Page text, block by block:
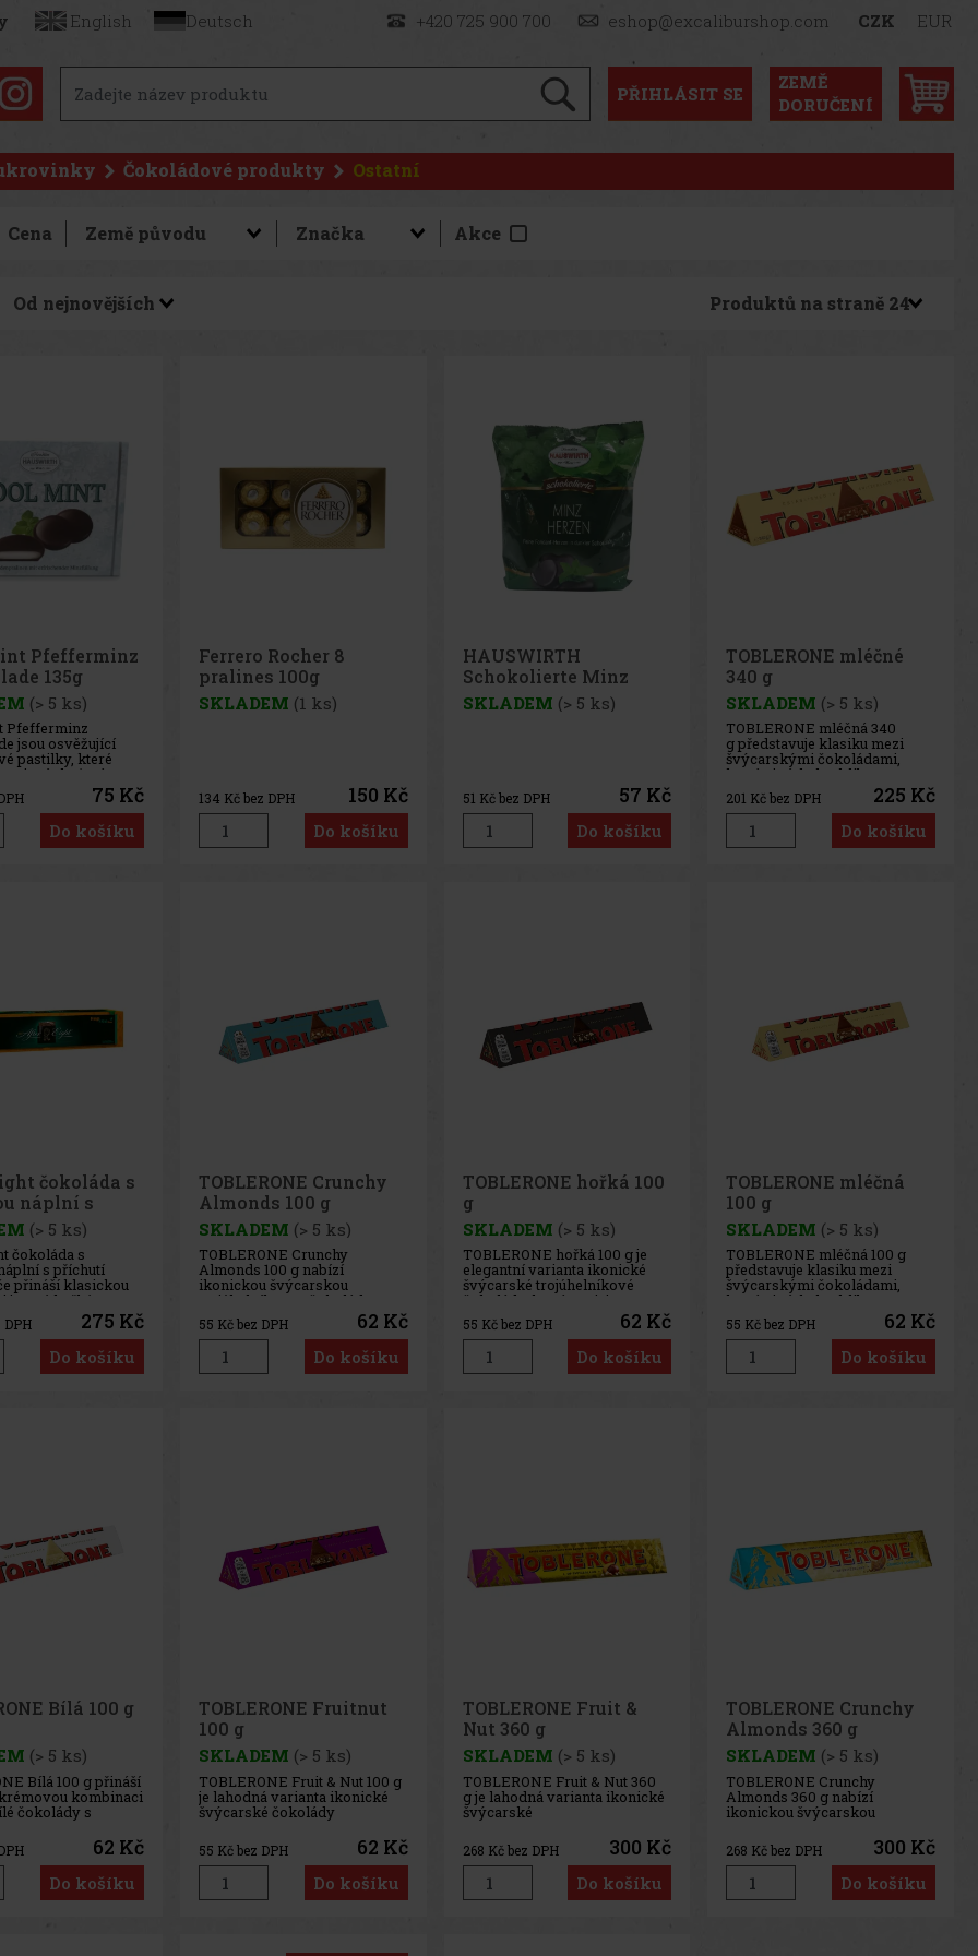
English Deutsch +420 725 900 700 eshop@excaliburshop.com CZK EUR
PŘIHLÁSIT SE
ZEMĚ
DORUČENÍ
Čokoládové produkty Ostatní
Cena Akce
Produktů na straně
Pfefferminz
135g
(> 5 ks)
Pfefferminz
jsou osvěžující
pastilky, které
chuť máty
hořkou
Uvnitř každého
ukrývá jemná bílá
náplň, která
a vytváří
75 Kč
Do košíku
Ferrero Rocher 8
pralines 100g
SKLADEM (1 ks)
134 Kč bez DPH 150 Kč
Do košíku
HAUSWIRTH
Schokolierte Minz
Herzen 200g
SKLADEM (> 5 ks)
51 Kč bez DPH 57 Kč
Do košíku
TOBLERONE mléčné
340 g
SKLADEM (> 5 ks)
TOBLERONE mléčná 340
g představuje klasiku mezi
švýcarskými čokoládami,
která si získala oblibu po
celém světě. Spojuje jemnou
mléčnou čokoládu s
charakteristickým medovo-
mandlovým nugátem, jenž
dodává každému kousku
201 Kč bez DPH 225 Kč
Do košíku
čokoláda s
náplní s
(> 5 ks)
čokoláda s
s příchutí
přináší klasickou
jemné hořké
osvěžující mátové
variaci s
pomeranče. Tenké
plátky ukrývají
náplň, která
DPH 275 Kč
Do košíku
TOBLERONE Crunchy
Almonds 100 g
SKLADEM (> 5 ks)
TOBLERONE Crunchy
Almonds 100 g nabízí
ikonickou švýcarskou
trojúhelníkovou čokoládu v
nečekaně výrazném pojetí.
Jemná mléčná čokoláda je zde
obohacena o křupavé
karamelizované mandle se
špetkou soli, které dokonale
55 Kč bez DPH 62 Kč
Do košíku
TOBLERONE hořká 100
g
SKLADEM (> 5 ks)
TOBLERONE hořká 100 g je
elegantní varianta ikonické
švýcarské trojúhelníkové
čokolády, která spojuje
intenzivní chuť tmavé
čokolády s typickým medovo-
mandlovým nugátem.
Výsledkem je vyvážená
kombinace jemné hořkosti,
55 Kč bez DPH 62 Kč
Do košíku
TOBLERONE mléčná
100 g
SKLADEM (> 5 ks)
TOBLERONE mléčná 100 g
představuje klasiku mezi
švýcarskými čokoládami,
která si získala oblibu po
celém světě. Spojuje jemnou
mléčnou čokoládu s
charakteristickým medovo-
mandlovým nugátem, jenž
dodává každému kousku
55 Kč bez DPH 62 Kč
Do košíku
Bílá 100 g
(> 5 ks)
Bílá 100 g přináší
kombinaci
čokolády s
nugátem. Typický
tvar a křupavé
dodávají této
harmonickou
62 Kč
Do košíku
TOBLERONE Fruitnut
100 g
SKLADEM (> 5 ks)
TOBLERONE Fruit & Nut 100 g
je lahodná varianta ikonické
švýcarské čokolády
Toblerone, která spojuje
jemnou mléčnou čokoládu s
rozinkami a charakteristickým
medovo-mandlovým nugátem.
Tato kombinace vytváří
vyvážený kontrast sladké
55 Kč bez DPH 62 Kč
Do košíku
TOBLERONE Fruit &
Nut 360 g
SKLADEM (> 5 ks)
TOBLERONE Fruit & Nut 360
g je lahodná varianta ikonické
švýcarské
čokolády Toblerone, která
spojuje jemnou mléčnou
čokoládu s rozinkami a
charakteristickým medovo-
mandlovým nugátem. Tato
kombinace vytváří vyvážený
268 Kč bez DPH 300 Kč
Do košíku
TOBLERONE Crunchy
Almonds 360 g
SKLADEM (> 5 ks)
TOBLERONE Crunchy
Almonds 360 g nabízí
ikonickou švýcarskou
trojúhelníkovou čokoládu v
nečekaně výrazném pojetí.
Jemná mléčná čokoláda je zde
obohacena o křupavé
karamelizované mandle se
špetkou soli, které dokonale
268 Kč bez DPH 300 Kč
Do košíku